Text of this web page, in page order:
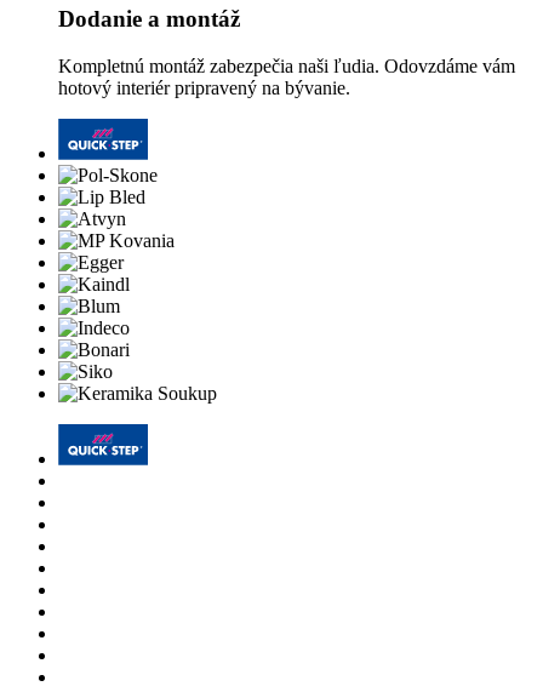
Dodanie a montáž
Kompletnú montáž zabezpečia naši ľudia. Odovzdáme vám
hotový interiér pripravený na bývanie.